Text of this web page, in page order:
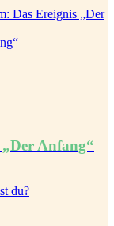
Anfang“